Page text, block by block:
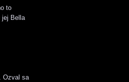
to
jej Bella
Ozval sa